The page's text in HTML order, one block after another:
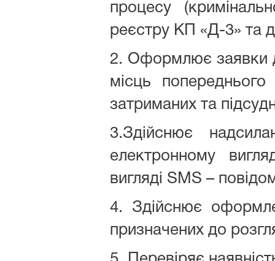
процесу
реєстру КП «Д-3» та
2. Оформлює заявки до
місць
затриманих та
3.Здійснює
електронному
вигляді SMS –
4. Здійснює
призначених до